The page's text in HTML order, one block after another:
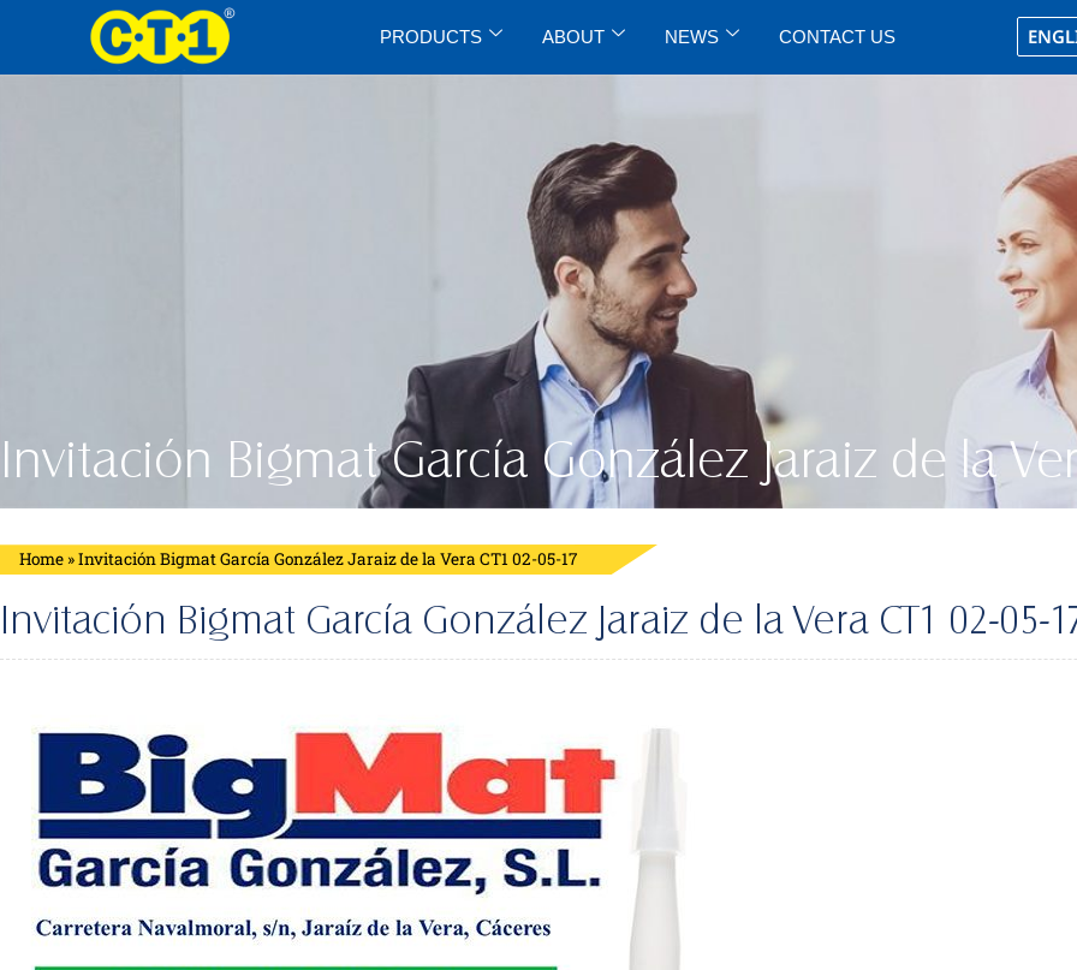
PRODUCTS ABOUT NEWS CONTACT US
Invitación Bigmat García González Jaraiz de la
Home »Invitación Bigmat García González Jaraiz de la Vera CT1 02-05-17
Invitación Bigmat García González Jaraiz de la Vera CT1 02-05-